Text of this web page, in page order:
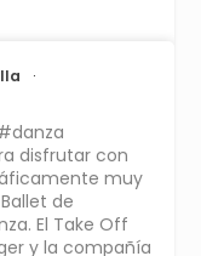
·
disfrutar con
muy
de
El Take Off
y la compañía